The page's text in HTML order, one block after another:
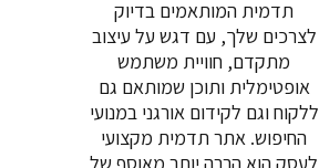
תדמית המותאמים בדיוק
לצרכים שלך, עם דגש על עיצוב
מתקדם, חוויית משתמש
אופטימלית ותוכן שמותאם גם
ללקוח וגם לקידום אורגני במנועי
החיפוש. אתר תדמית מקצועי
לעסק הוא הרבה יותר מאוסף של